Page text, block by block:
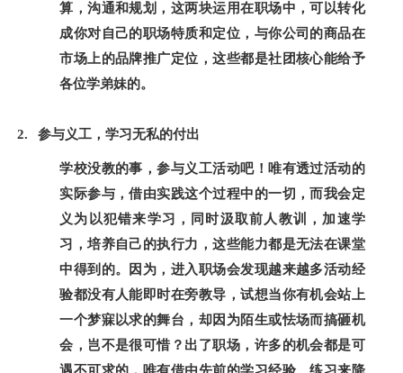
算，沟通和规划，这两块运用在职场中，可以转化
成你对自己的职场特质和定位，与你公司的商品在
市场上的品牌推广定位，这些都是社团核心能给予
各位学弟妹的。
参与义工，学习无私的付出
学校没教的事，参与义工活动吧！唯有透过活动的
实际参与，借由实践这个过程中的一切，而我会定
义为以犯错来学习，同时汲取前人教训，加速学
习，培养自己的执行力，这些能力都是无法在课堂
中得到的。因为，进入职场会发现越来越多活动经
验都没有人能即时在旁教导，试想当你有机会站上
一个梦寐以求的舞台，却因为陌生或怯场而搞砸机
会，岂不是很可惜？出了职场，许多的机会都是可